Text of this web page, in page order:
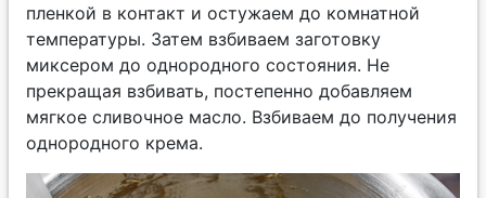
пленкой в контакт и остужаем до комнатной
температуры. Затем взбиваем заготовку
миксером до однородного состояния. Не
прекращая взбивать, постепенно добавляем
мягкое сливочное масло. Взбиваем до получения
однородного крема.